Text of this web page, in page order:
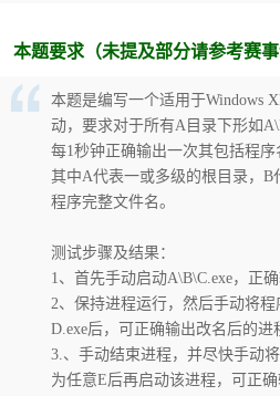
本题要求（未提及部分请参考赛事
本题是编写一个适用于Windows
动，要求对于所有A目录下形如
每1秒钟正确输出一次其包括程序
其中A代表一或多级的根目录，B
程序完整文件名。
测试步骤及结果：
1、首先手动启动A\B\C.exe，正
2、保持进程运行，然后手动将程
D.exe后，可正确输出改名后的进
3.、手动结束进程，并尽快手动
为任意E后再启动该进程，可正